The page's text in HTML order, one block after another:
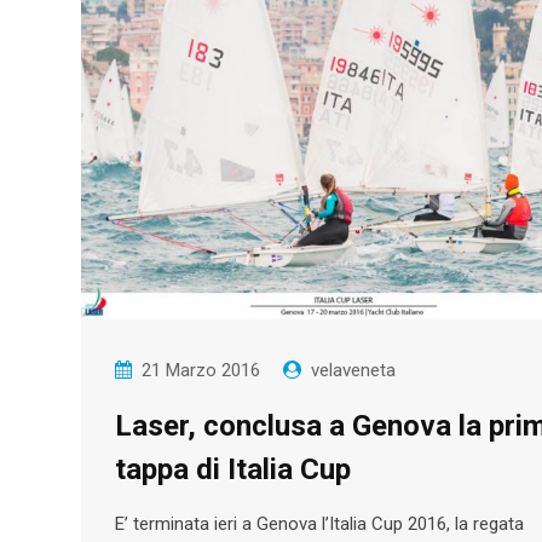
21 Marzo 2016 velaveneta
Laser, conclusa a Genova la
tappa di Italia Cup
E’ terminata ieri a Genova l’Italia Cup 2016, la regata